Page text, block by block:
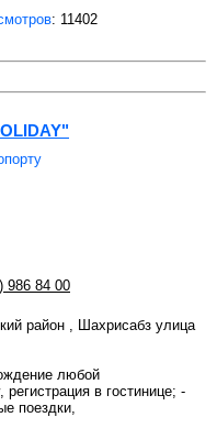
: 11402
986 84 00
район , Шахрисабз улица
любой
в гостинице; -
поездки,